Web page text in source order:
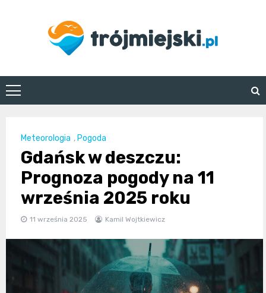
trojmiejski.pl
Meteorologia , Pogoda
Gdańsk w deszczu:
Prognoza pogody na 11
września 2025 roku
11 września 2025 Kamil Wojtkiewicz